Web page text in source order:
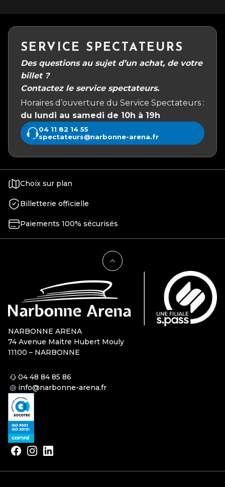
SERVICE SPECTATEURS
Des questions au sujet d’un achat, de votre
billet ?
Contactez le service spectateurs.
Horaires d’ouverture du Service Spectateurs :
du lundi au samedi de 10h à 19h
04 11 82 14 55
spectateurs@narbonne-arena.fr
Choix sur plan
Billetterie officielle
Paiements 100% sécurisés
NARBONNE ARENA
74 Avenue Maitre Hubert Mouly
11100 – NARBONNE
04 48 84 85 86
info@narbonne-arena.fr